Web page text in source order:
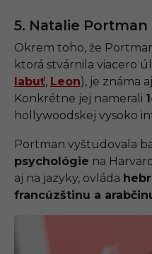
5. Natalie Portman
Okrem toho, že
ktorá stvárnila viacero
labuť, Leon), je známa
Konkrétne jej namerali
hollywoodskej vysoko
Portman vyštudovala
psychológie na
aj na jazyky, ovláda
francúzštinu a